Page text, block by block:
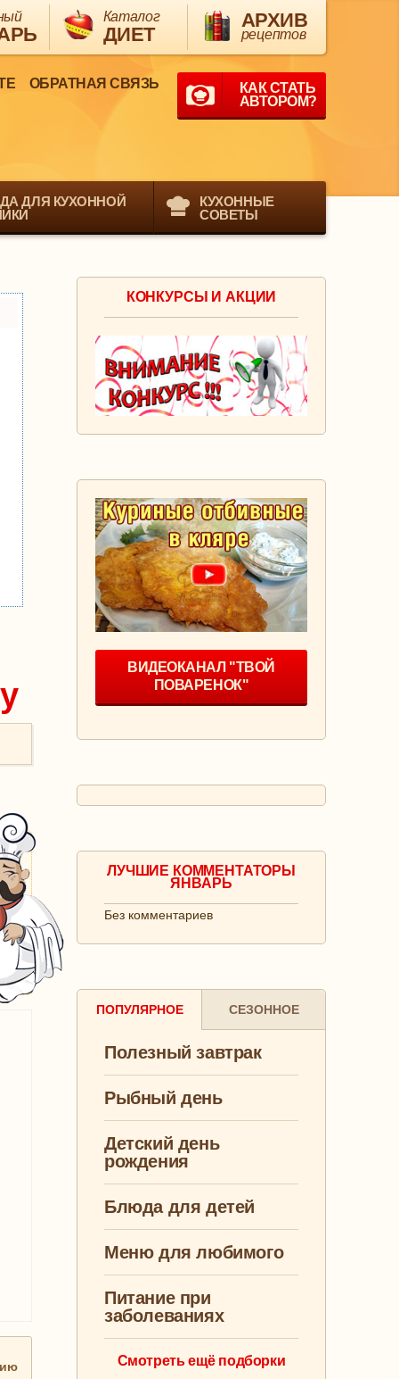
Каталог
ДИЕТ
АРХИВ
рецептов
КАК СТАТЬ
АВТОРОМ?
ОБРАТНАЯ СВЯЗЬ
КУХОННЫЕ
СОВЕТЫ
ДЛЯ КУХОННОЙ
КОНКУРСЫ И АКЦИИ
ВИДЕОКАНАЛ "ТВОЙ
ПОВАРЕНОК"
ЛУЧШИЕ КОММЕНТАТОРЫ
ЯНВАРЬ
Без комментариев
ПОПУЛЯРНОЕ СЕЗОННОЕ
Полезный завтрак
Рыбный день
Детский день
рождения
Блюда для детей
Меню для любимого
Питание при
заболеваниях
Смотреть ещё подборки